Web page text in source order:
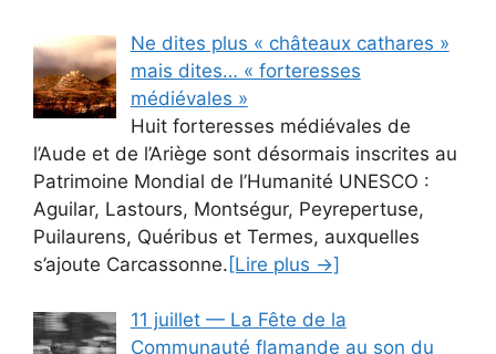
Ne dites plus « châteaux cathares »
mais dites… « forteresses
médiévales »
Huit forteresses médiévales de
l’Aude et de l’Ariège sont désormais inscrites au
Patrimoine Mondial de l’Humanité UNESCO :
Aguilar, Lastours, Montségur, Peyrepertuse,
Puilaurens, Quéribus et Termes, auxquelles
s’ajoute Carcassonne. [Lire plus →]
11 juillet — La Fête de la
Communauté flamande au son du